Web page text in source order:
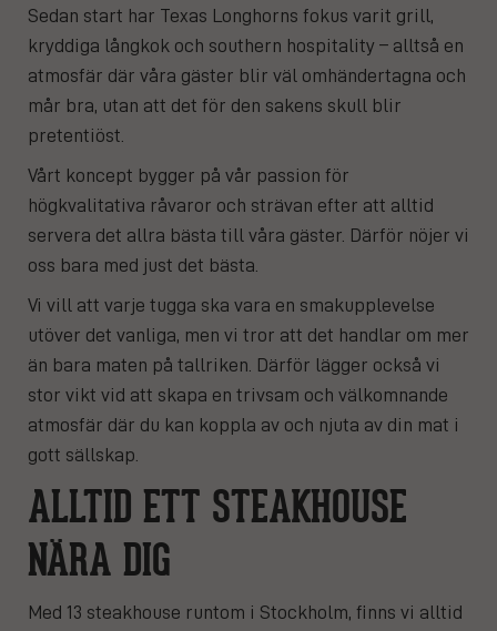
Sedan start har Texas Longhorns fokus varit grill,
kryddiga långkok och southern hospitality – alltså en
atmosfär där våra gäster blir väl omhändertagna och
mår bra, utan att det för den sakens skull blir
pretentiöst.
Vårt koncept bygger på vår passion för
högkvalitativa råvaror och strävan efter att alltid
servera det allra bästa till våra gäster. Därför nöjer vi
oss bara med just det bästa.
Vi vill att varje tugga ska vara en smakupplevelse
utöver det vanliga, men vi tror att det handlar om mer
än bara maten på tallriken. Därför lägger också vi
stor vikt vid att skapa en trivsam och välkomnande
atmosfär där du kan koppla av och njuta av din mat i
gott sällskap.
ALLTID ETT STEAKHOUSE
NÄRA DIG
Med 13 steakhouse runtom i Stockholm, finns vi alltid